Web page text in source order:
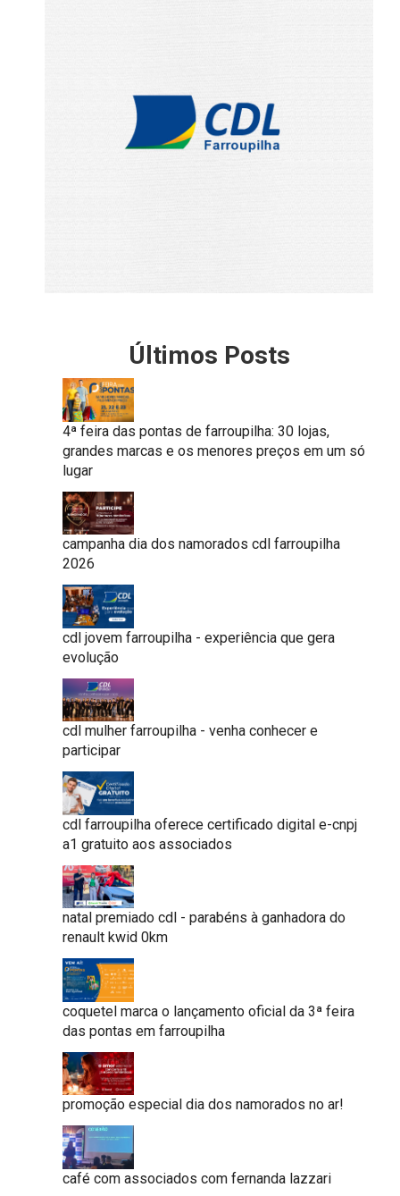
Últimos Posts
4ª feira das pontas de farroupilha: 30 lojas,
grandes marcas e os menores preços em um só
lugar
campanha dia dos namorados cdl farroupilha
2026
cdl jovem farroupilha - experiência que gera
evolução
cdl mulher farroupilha - venha conhecer e
participar
cdl farroupilha oferece certificado digital e-cnpj
a1 gratuito aos associados
natal premiado cdl - parabéns à ganhadora do
renault kwid 0km
coquetel marca o lançamento oficial da 3ª feira
das pontas em farroupilha
promoção especial dia dos namorados no ar!
café com associados com fernanda lazzari